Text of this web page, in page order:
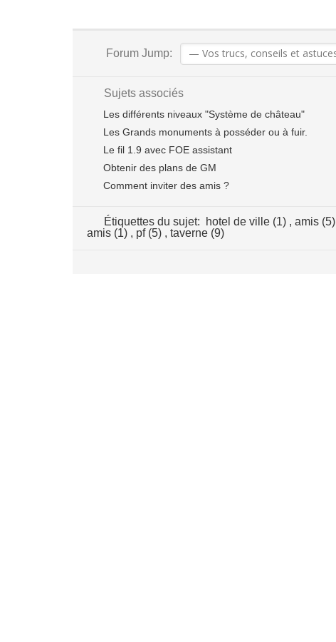
Forum Jump:
Sujets associés
Les différents niveaux "Système de château"
Les Grands monuments à posséder ou à fuir.
Le fil 1.9 avec FOE assistant
Obtenir des plans de GM
Comment inviter des amis ?
Étiquettes du sujet: hotel de ville (1) , amis (5)
amis (1) , pf (5) , taverne (9)